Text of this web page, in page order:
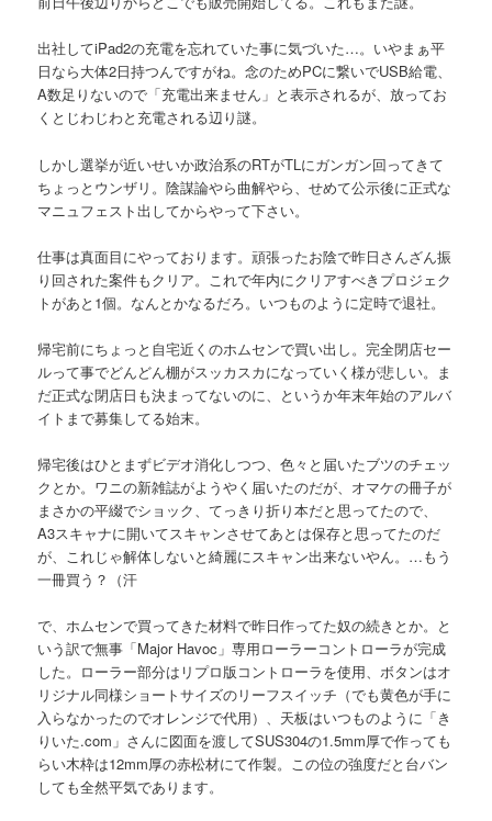
出社してiPad2の充電を忘れていた事に気づいた…。いやまぁ平
日なら大体2日持つんですがね。念のためPCに繋いでUSB給電、
A数足りないので「充電出来ません」と表示されるが、放ってお
くとじわじわと充電される辺り謎。
しかし選挙が近いせいか政治系のRTがTLにガンガン回ってきて
ちょっとウンザリ。陰謀論やら曲解やら、せめて公示後に正式な
マニュフェスト出してからやって下さい。
仕事は真面目にやっております。頑張ったお陰で昨日さんざん振
り回された案件もクリア。これで年内にクリアすべきプロジェク
トがあと1個。なんとかなるだろ。いつものように定時で退社。
帰宅前にちょっと自宅近くのホムセンで買い出し。完全閉店セー
ルって事でどんどん棚がスッカスカになっていく様が悲しい。ま
だ正式な閉店日も決まってないのに、というか年末年始のアルバ
イトまで募集してる始末。
帰宅後はひとまずビデオ消化しつつ、色々と届いたブツのチェッ
クとか。ワニの新雑誌がようやく届いたのだが、オマケの冊子が
まさかの平綴でショック、てっきり折り本だと思ってたので、
A3スキャナに開いてスキャンさせてあとは保存と思ってたのだ
が、これじゃ解体しないと綺麗にスキャン出来ないやん。…もう
一冊買う？（汗
で、ホムセンで買ってきた材料で昨日作ってた奴の続きとか。と
いう訳で無事「Major Havoc」専用ローラーコントローラが完成
した。ローラー部分はリプロ版コントローラを使用、ボタンはオ
リジナル同様ショートサイズのリーフスイッチ（でも黄色が手に
入らなかったのでオレンジで代用）、天板はいつものように「き
りいた.com」さんに図面を渡してSUS304の1.5mm厚で作っても
らい木枠は12mm厚の赤松材にて作製。この位の強度だと台バン
しても全然平気であります。